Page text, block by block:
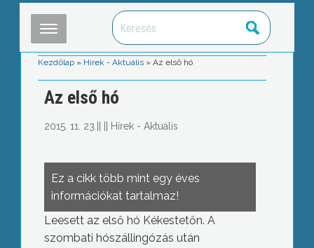
Kezdőlap » Hírek - Aktuális »Az első hó
Az első hó
2015. 11. 23. Hírek - Aktuális
Ez a cikk több mint egy éves
információkat tartalmaz!
Leesett az első hó Kékestetőn. A
szombati hószállingózás után